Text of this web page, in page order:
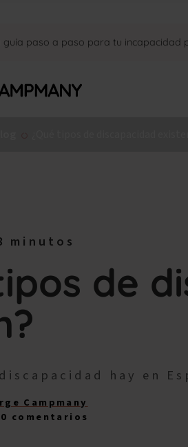
guía paso a paso para tu incapacidad
minutos
de
hay en
Campmany
0 comentarios